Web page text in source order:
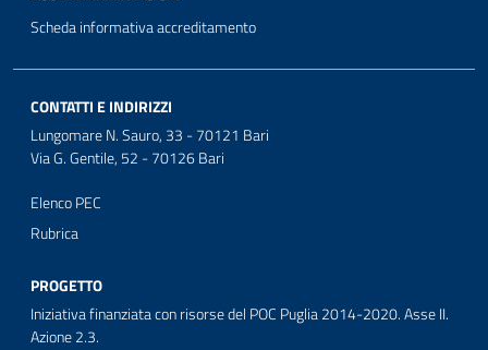
Scheda informativa accreditamento
CONTATTI E INDIRIZZI
Lungomare N. Sauro, 33 - 70121 Bari
Via G. Gentile, 52 - 70126 Bari
Elenco PEC
Rubrica
PROGETTO
Iniziativa finanziata con risorse del POC Puglia 2014-2020. Asse II.
Azione 2.3.